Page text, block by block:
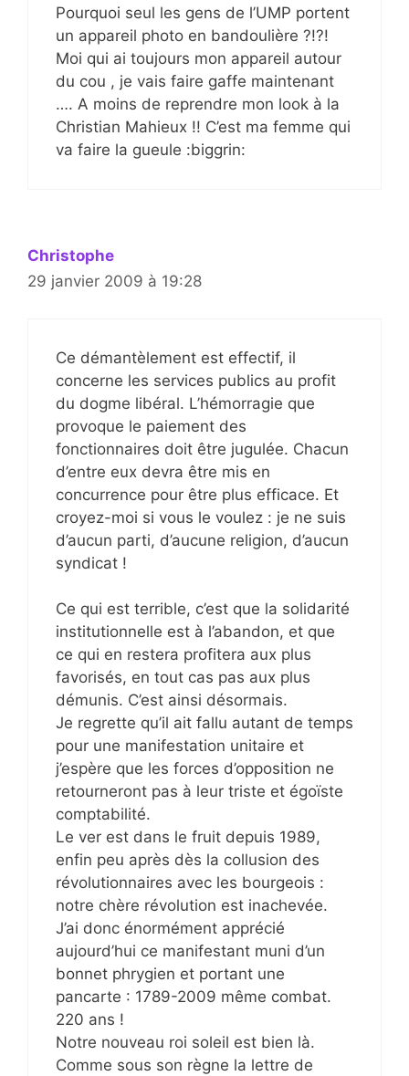
Pourquoi seul les gens de l’UMP portent
un appareil photo en bandoulière ?!?!
Moi qui ai toujours mon appareil autour
du cou , je vais faire gaffe maintenant
…. A moins de reprendre mon look à la
Christian Mahieux !! C’est ma femme qui
va faire la gueule :biggrin:
Christophe
29 janvier 2009 à 19:28
Ce démantèlement est effectif, il
concerne les services publics au profit
du dogme libéral. L’hémorragie que
provoque le paiement des
fonctionnaires doit être jugulée. Chacun
d’entre eux devra être mis en
concurrence pour être plus efficace. Et
croyez-moi si vous le voulez : je ne suis
d’aucun parti, d’aucune religion, d’aucun
syndicat !
Ce qui est terrible, c’est que la solidarité
institutionnelle est à l’abandon, et que
ce qui en restera profitera aux plus
favorisés, en tout cas pas aux plus
démunis. C’est ainsi désormais.
Je regrette qu’il ait fallu autant de temps
pour une manifestation unitaire et
j’espère que les forces d’opposition ne
retourneront pas à leur triste et égoïste
comptabilité.
Le ver est dans le fruit depuis 1989,
enfin peu après dès la collusion des
révolutionnaires avec les bourgeois :
notre chère révolution est inachevée.
J’ai donc énormément apprécié
aujourd’hui ce manifestant muni d’un
bonnet phrygien et portant une
pancarte : 1789-2009 même combat.
220 ans !
Notre nouveau roi soleil est bien là.
Comme sous son règne la lettre de